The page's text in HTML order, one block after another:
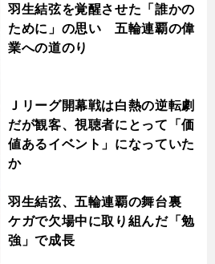
羽生結弦を覚醒させた「誰かの
ために」の思い 五輪連覇の偉
業への道のり
Ｊリーグ開幕戦は白熱の逆転劇
だが観客、視聴者にとって「価
値あるイベント」になっていた
か
羽生結弦、五輪連覇の舞台裏
ケガで欠場中に取り組んだ「勉
強」で成長